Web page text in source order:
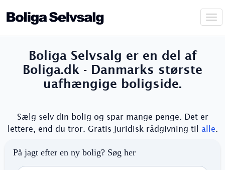
Vis
Boliga Selvsalg er en del af
Boliga.dk - Danmarks største
uafhængige boligside.
Sælg selv din bolig og spar mange penge. Det er
lettere, end du tror. Gratis juridisk rådgivning til alle
På jagt efter en ny bolig? Søg her